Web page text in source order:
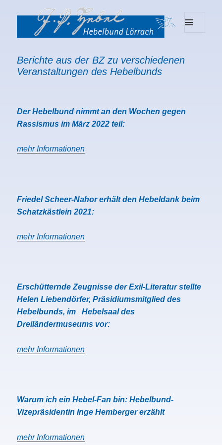
Berichte aus der BZ zu verschiedenen
Veranstaltungen des Hebelbunds
Der Hebelbund nimmt an den Wochen gegen
Rassismus im März 2022 teil:
mehr Informationen
Friedel Scheer-Nahor erhält den Hebeldank beim
Schatzkästlein 2021:
mehr Informationen
Erschütternde Zeugnisse der Exil-Literatur stellte
Helen Liebendörfer, Präsidiumsmitglied des
Hebelbunds, im Hebelsaal des
Dreiländermuseums vor:
mehr Informationen
Warum ich ein Hebel-Fan bin: Hebelbund-
Vizepräsidentin Inge Hemberger erzählt
mehr Informationen